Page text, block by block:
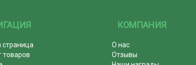
страница
товаров
КОМПАНИЯ
О нас
Отзывы